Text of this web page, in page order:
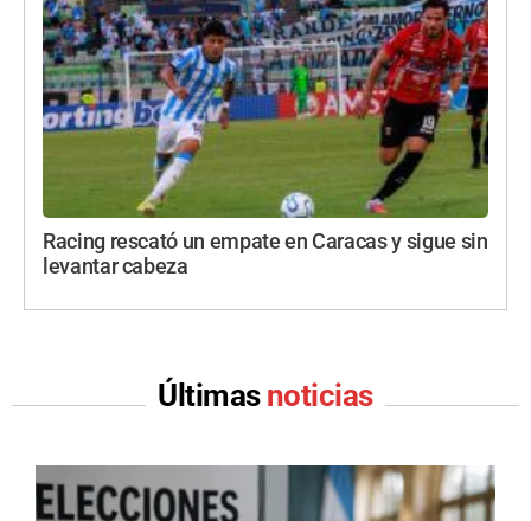
Racing rescató un empate en Caracas y sigue sin
levantar cabeza
Últimas noticias